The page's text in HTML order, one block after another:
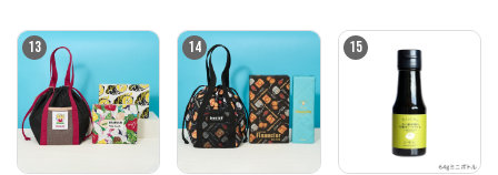
13 14 15